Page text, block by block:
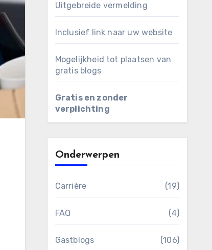
Uitgebreide vermelding
Inclusief link naar uw website
Mogelijkheid tot plaatsen van
gratis blogs
Gratis en zonder
verplichting
Onderwerpen
Carrière (19)
FAQ (4)
Gastblogs (106)